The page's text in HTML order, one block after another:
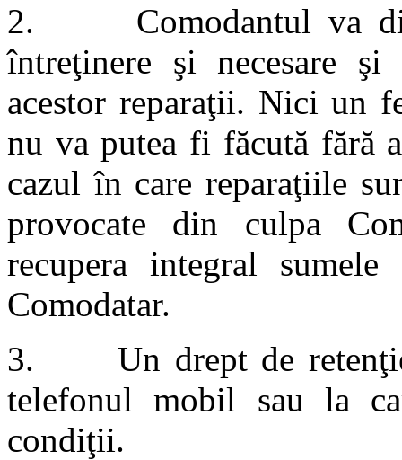
2. Comodantul va
întreţinere şi necesare
acestor reparaţii. Nici un
nu va putea fi făcută fără
cazul în care reparaţiile
provocate din culpa
recupera integral
Comodatar.
3. Un drept de retenţie
telefonul mobil sau la
condiţii.